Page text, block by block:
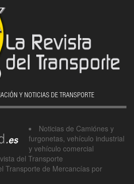
Y NOTICIAS DE TRANSPORTE
Noticias de Camiónes y
furgonetas, vehículo industrial
y vehículo comercial
del Transporte
Transporte de Mercancías por